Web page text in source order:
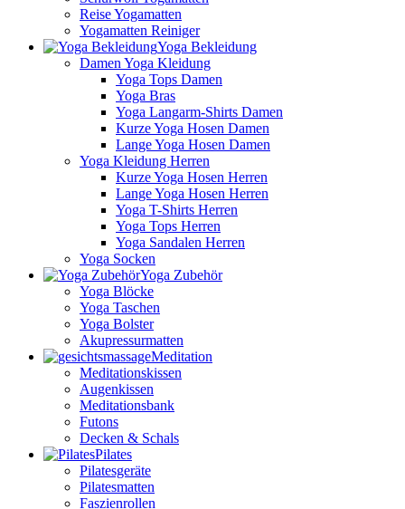
Reise Yogamatten
Yogamatten Reiniger
Yoga Bekleidung
Damen Yoga Kleidung
Yoga Tops Damen
Yoga Bras
Yoga Langarm-Shirts Damen
Kurze Yoga Hosen Damen
Lange Yoga Hosen Damen
Yoga Kleidung Herren
Kurze Yoga Hosen Herren
Lange Yoga Hosen Herren
Yoga T-Shirts Herren
Yoga Tops Herren
Yoga Sandalen Herren
Yoga Socken
Yoga Zubehör
Yoga Blöcke
Yoga Taschen
Yoga Bolster
Akupressurmatten
Meditation
Meditationskissen
Augenkissen
Meditationsbank
Futons
Decken & Schals
Pilates
Pilatesgeräte
Pilatesmatten
Faszienrollen